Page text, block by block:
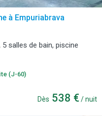
à Empuriabrava
salles de bain, piscine
(J-60)
Dès 538 € / nuit